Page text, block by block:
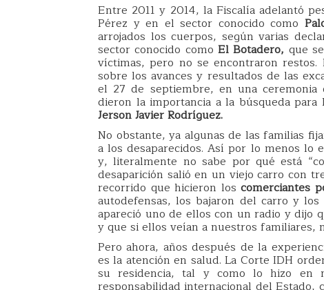
Entre 2011 y 2014, la Fiscalía adelantó
Pérez y en el sector conocido como
arrojados los cuerpos, según varias
sector conocido como El Botadero, que
víctimas, pero no se encontraron
sobre los avances y resultados de las
el 27 de septiembre, en una ceremonia
dieron la importancia a la búsqueda
Jerson Javier Rodríguez.
No obstante, ya algunas de las familias
a los desaparecidos. Así por lo menos lo
y, literalmente no sabe por qué está
desaparición salió en un viejo carro con
recorrido que hicieron los comerciantes
autodefensas, los bajaron del carro y
apareció uno de ellos con un radio y dijo
y que si ellos veían a nuestros familiares,
Pero ahora, años después de la
es la atención en salud. La Corte IDH
su residencia, tal y como lo hizo en